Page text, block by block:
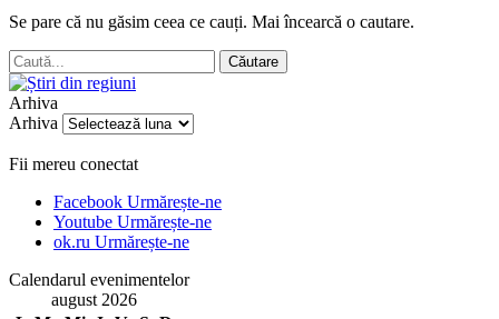
Se pare că nu găsim ceea ce cauți. Mai încearcă o cautare.
Arhiva
Arhiva
Fii mereu conectat
Facebook Urmărește-ne
Youtube Urmărește-ne
ok.ru Urmărește-ne
Calendarul evenimentelor
august 2026